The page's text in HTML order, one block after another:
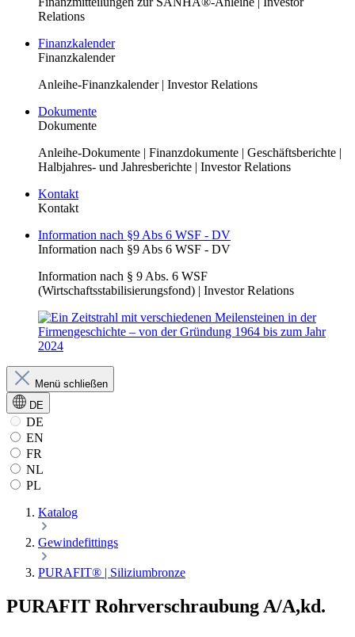
Relations
Finanzkalender
Finanzkalender
Anleihe-Finanzkalender | Investor Relations
Dokumente
Dokumente
Anleihe-Dokumente | Finanzdokumente | Geschäftsberichte |
Halbjahres- und Jahresberichte | Investor Relations
Kontakt
Kontakt
Information nach §9 Abs 6 WSF - DV
Information nach §9 Abs 6 WSF - DV
Information nach § 9 Abs. 6 WSF
(Wirtschaftsstabilisierungsfond) | Investor Relations
Menü schließen
DE
DE
EN
FR
NL
PL
Katalog
Gewindefittings
PURAFIT® | Siliziumbronze
PURAFIT Rohrverschraubung A/A,kd.